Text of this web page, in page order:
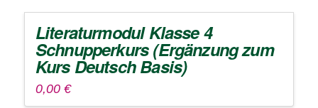
Literaturmodul Klasse 4
Schnupperkurs (Ergänzung zum
Kurs Deutsch Basis)
0,00 €